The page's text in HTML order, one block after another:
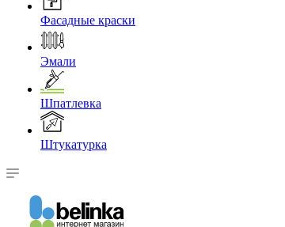
Фасадные краски
Эмали
Шпатлевка
Штукатурка